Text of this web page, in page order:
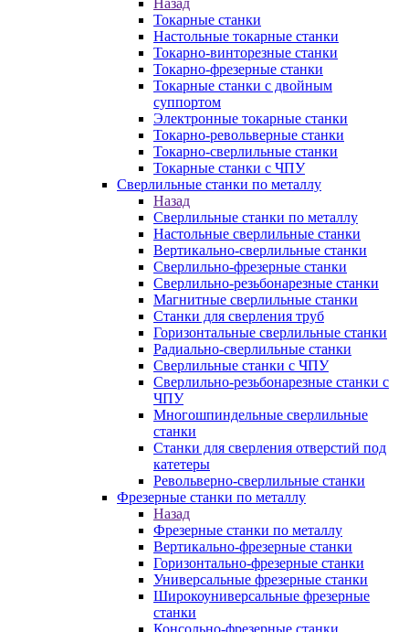
Назад
Токарные станки
Настольные токарные станки
Токарно-винторезные станки
Токарно-фрезерные станки
Токарные станки с двойным
суппортом
Электронные токарные станки
Токарно-револьверные станки
Токарно-сверлильные станки
Токарные станки с ЧПУ
Сверлильные станки по металлу
Назад
Сверлильные станки по металлу
Настольные сверлильные станки
Вертикально-сверлильные станки
Сверлильно-фрезерные станки
Сверлильно-резьбонарезные станки
Магнитные сверлильные станки
Станки для сверления труб
Горизонтальные сверлильные станки
Радиально-сверлильные станки
Сверлильные станки с ЧПУ
Сверлильно-резьбонарезные станки с
ЧПУ
Многошпиндельные сверлильные
станки
Станки для сверления отверстий под
катетеры
Револьверно-сверлильные станки
Фрезерные станки по металлу
Назад
Фрезерные станки по металлу
Вертикально-фрезерные станки
Горизонтально-фрезерные станки
Универсальные фрезерные станки
Широкоуниверсальные фрезерные
станки
Консольно-фрезерные станки